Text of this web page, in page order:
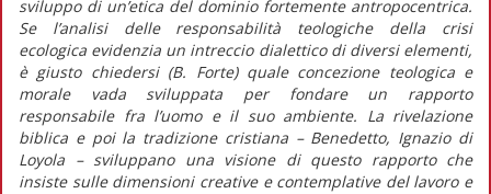
sviluppo di un’etica del dominio fortemente antropocentrica.
Se l’analisi delle responsabilità teologiche della crisi
ecologica evidenzia un intreccio dialettico di diversi elementi,
è giusto chiedersi (B. Forte) quale concezione teologica e
morale vada sviluppata per fondare un rapporto
responsabile fra l’uomo e il suo ambiente. La rivelazione
biblica e poi la tradizione cristiana – Benedetto, Ignazio di
Loyola – sviluppano una visione di questo rapporto che
insiste sulle dimensioni creative e contemplative del lavoro e